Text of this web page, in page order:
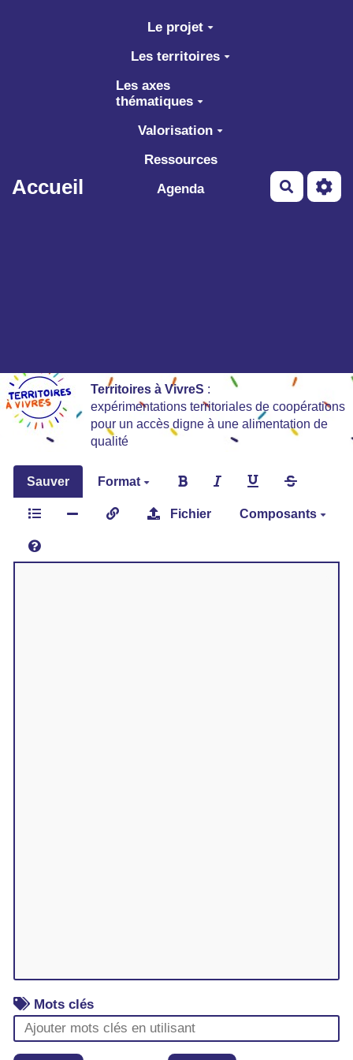
Aller au contenu principal
Accueil
Le projet
Les territoires
Les axes
thématiques
Valorisation
Ressources
Agenda
Territoires à VivreS :
expérimentations territoriales de coopérations
pour un accès digne à une alimentation de
qualité
Sauver Format
Fichier Composants
Mots clés